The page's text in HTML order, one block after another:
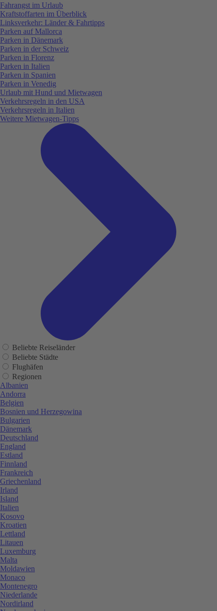
Fahrangst im Urlaub
Kraftstoffarten im Überblick
Linksverkehr: Länder & Fahrtipps
Parken auf Mallorca
Parken in Dänemark
Parken in der Schweiz
Parken in Florenz
Parken in Italien
Parken in Spanien
Parken in Venedig
Urlaub mit Hund und Mietwagen
Verkehrsregeln in den USA
Verkehrsregeln in Italien
Weitere Mietwagen-Tipps
Beliebte Reiseländer
Beliebte Städte
Flughäfen
Regionen
Albanien
Andorra
Belgien
Bosnien und Herzegowina
Bulgarien
Dänemark
Deutschland
England
Estland
Finnland
Frankreich
Griechenland
Irland
Island
Italien
Kosovo
Kroatien
Lettland
Litauen
Luxemburg
Malta
Moldawien
Monaco
Montenegro
Niederlande
Nordirland